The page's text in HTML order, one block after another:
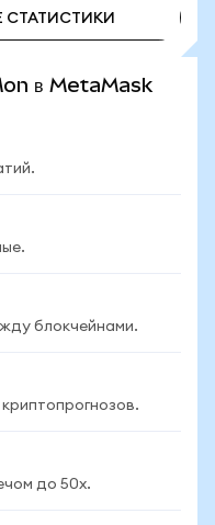
СТАТИСТИКИ
в MetaMask
блокчейнами.
криптопрогнозов.
до 50x.